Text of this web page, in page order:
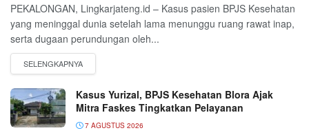
PEKALONGAN, Lingkarjateng.id – Kasus pasien BPJS Kesehatan
yang meninggal dunia setelah lama menunggu ruang rawat inap,
serta dugaan perundungan oleh...
Kasus Yurizal, BPJS Kesehatan Blora Ajak
Mitra Faskes Tingkatkan Pelayanan
7 AGUSTUS 2026